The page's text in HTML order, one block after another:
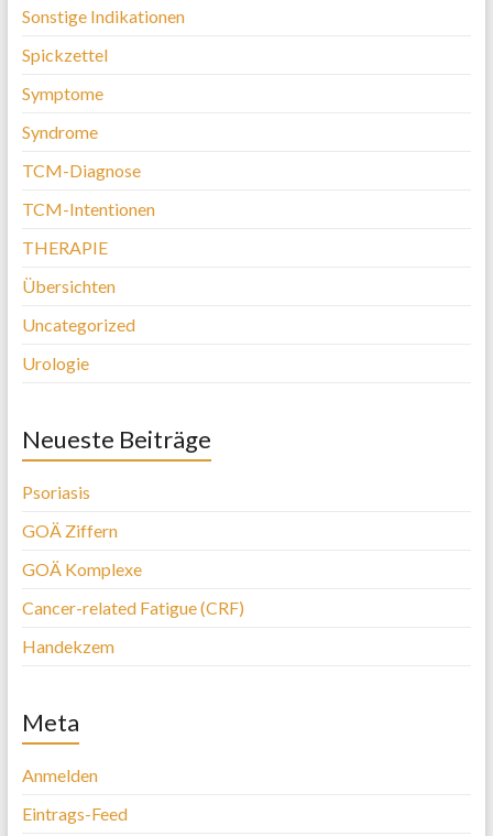
Sonstige Indikationen
Spickzettel
Symptome
Syndrome
TCM-Diagnose
TCM-Intentionen
THERAPIE
Übersichten
Uncategorized
Urologie
Neueste Beiträge
Psoriasis
GOÄ Ziffern
GOÄ Komplexe
Cancer-related Fatigue (CRF)
Handekzem
Meta
Anmelden
Eintrags-Feed